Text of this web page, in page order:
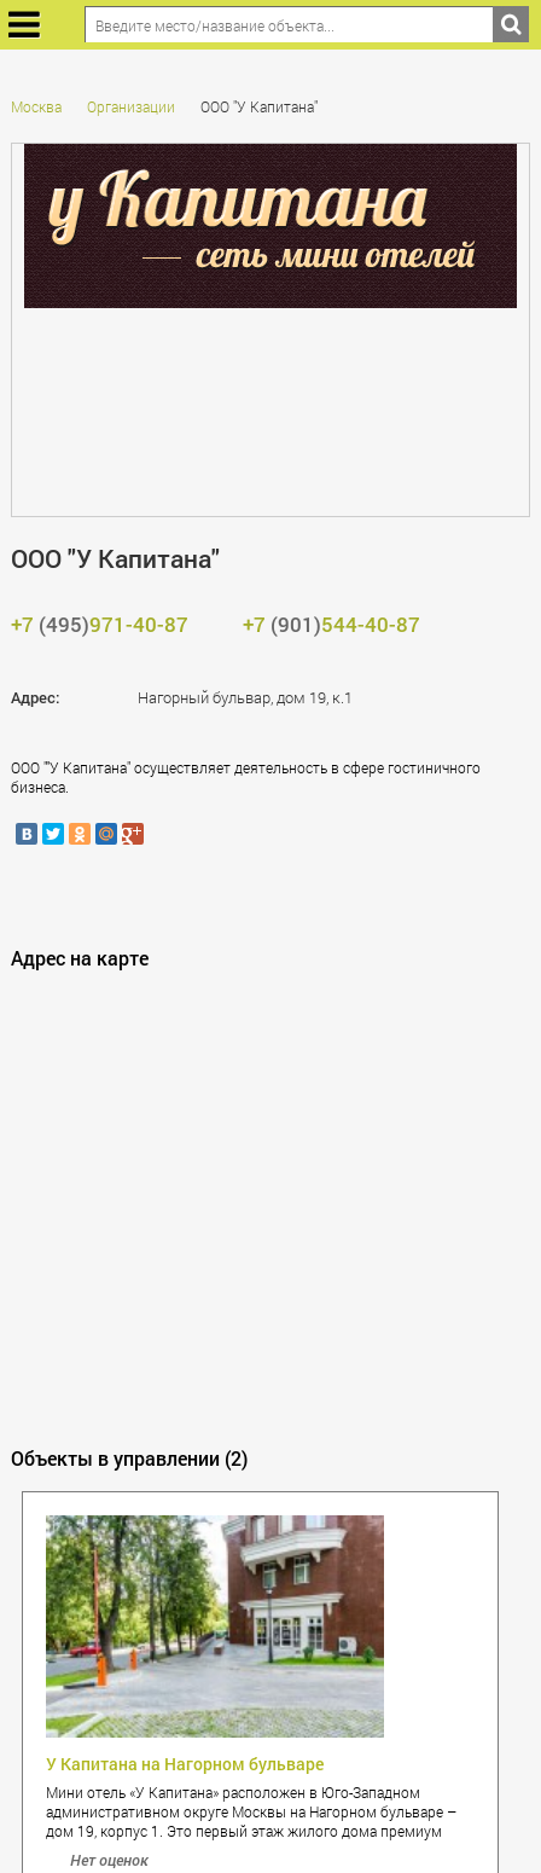
Москва Организации ООО "У Капитана"
ООО "У Капитана"
+7 (495)971-40-87 +7 (901)544-40-87
Адрес: Нагорный бульвар, дом 19, к.1
ООО ""У Капитана" осуществляет деятельность в сфере гостиничного
бизнеса.
Адрес на карте
Объекты в управлении (2)
У Капитана на Нагорном бульваре
Мини отель «У Капитана» расположен в Юго-Западном
административном округе Москвы на Нагорном бульваре –
дом 19, корпус 1. Это первый этаж жилого дома премиум
Нет оценок